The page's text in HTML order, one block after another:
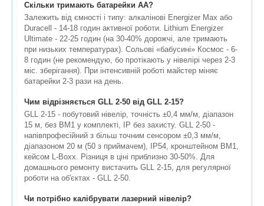
Скільки тримають батарейки AA?
Залежить від ємності і типу: алкалінові Energizer Max або
Duracell - 14-18 годин активної роботи. Lithium Energizer
Ultimate - 22-25 годин (на 30-40% дорожчі, але тримають
при низьких температурах). Сольові «бабусині» Космос - 6-
8 годин (не рекомендую, бо протікають у нівелірі через 2-3
міс. зберігання). При інтенсивній роботі майстер міняє
батарейки 2-3 рази на день.
Чим відрізняється GLL 2-50 від GLL 2-15?
GLL 2-15 - побутовий нівелір, точність ±0,4 мм/м, діапазон
15 м, без BM1 у комплекті, IP без захисту. GLL 2-50 -
напівпрофесійний з більш точним сенсором ±0,3 мм/м,
діапазоном 20 м (50 з приймачем), IP54, кронштейном BM1,
кейсом L-Boxx. Різниця в ціні приблизно 30-50%. Для
домашнього ремонту вистачить GLL 2-15, для регулярної
роботи на об'єктах - GLL 2-50.
Чи потрібно калібрувати лазерний нівелір?